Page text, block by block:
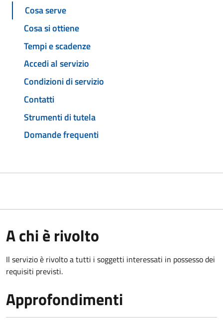
Cosa serve
Cosa si ottiene
Tempi e scadenze
Accedi al servizio
Condizioni di servizio
Contatti
Strumenti di tutela
Domande frequenti
A chi è rivolto
Il servizio è rivolto a tutti i soggetti interessati in possesso dei
requisiti previsti.
Approfondimenti